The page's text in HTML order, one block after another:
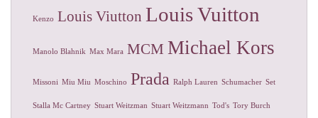
Kenzo Louis Viutton Louis Vuitton
Manolo Blahnik Max Mara MCM Michael Kors
Missoni Miu Miu Moschino Prada Ralph Lauren Schumacher Set
Stalla Mc Cartney Stuart Weitzman Stuart Weitzmann Tod's Tory Burch